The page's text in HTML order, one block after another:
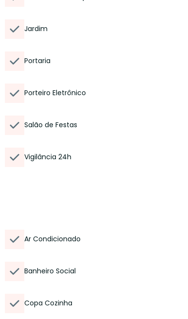
Jardim
Portaria
Porteiro Eletrônico
Salão de Festas
Vigilância 24h
Ar Condicionado
Banheiro Social
Copa Cozinha